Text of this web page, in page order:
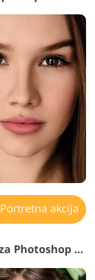
Portretna akcija
Brezplačna portretna dejanja za Photoshop #17 "Paradise Islands"